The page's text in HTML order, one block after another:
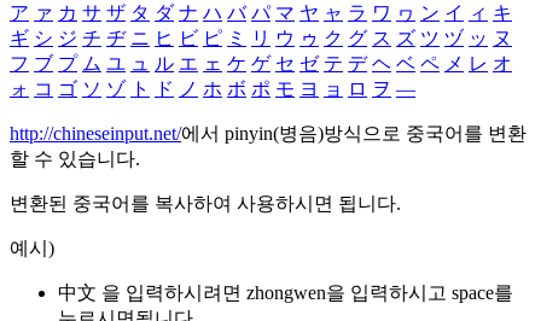
ア ァ カ サ ザ タ ダ ナ ハ バ パ マ ヤ ャ ラ ワ ヮ ン イ ィ キ
ギ シ ジ チ ヂ ニ ヒ ビ ピ ミ リ ウ ゥ ク グ ス ズ ツ ヅ ッ ヌ
フ ブ プ ム ユ ュ ル エ ェ ケ ゲ セ ゼ テ デ ヘ ベ ペ メ レ オ
ォ コ ゴ ソ ゾ ト ド ノ ホ ボ ポ モ ヨ ョ ロ ヲ ―
http://chineseinput.net/에서 pinyin(병음)방식으로 중국어를 변환
할 수 있습니다.
변환된 중국어를 복사하여 사용하시면 됩니다.
예시)
中文 을 입력하시려면 zhongwen을 입력하시고 space를